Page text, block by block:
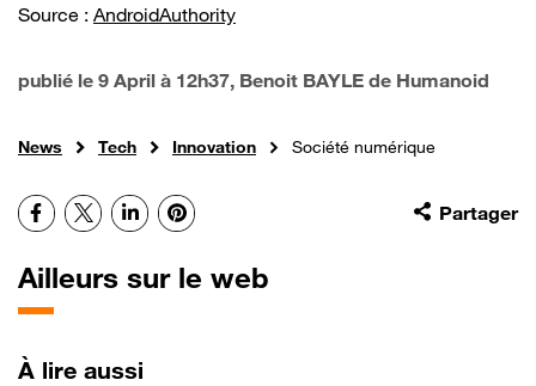
Source : AndroidAuthority
publié le 9 April à 12h37, Benoit BAYLE de Humanoid
News Tech Innovation Société numérique
Partager
Facebook
X LinkedInPinterest
Ailleurs sur le web
À lire aussi